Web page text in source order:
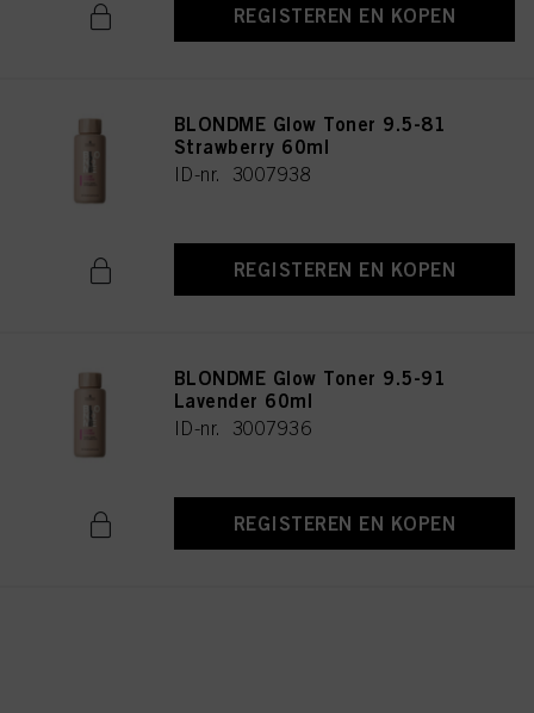
REGISTEREN EN KOPEN
BLONDME Glow Toner 9.5-81
Strawberry 60ml
ID-nr. 3007938
REGISTEREN EN KOPEN
BLONDME Glow Toner 9.5-91
Lavender 60ml
ID-nr. 3007936
REGISTEREN EN KOPEN